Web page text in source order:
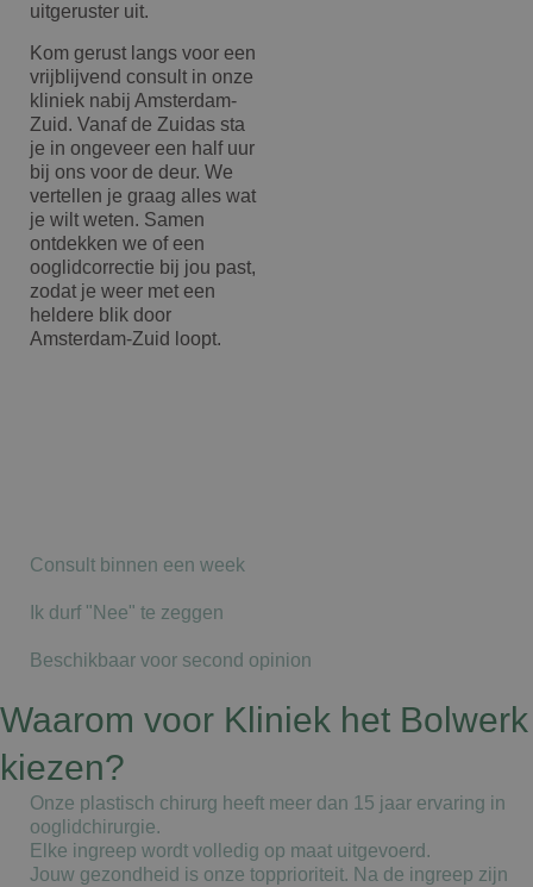
uitgeruster uit.
Kom gerust langs voor een
vrijblijvend consult in onze
kliniek nabij Amsterdam-
Zuid. Vanaf de Zuidas sta
je in ongeveer een half uur
bij ons voor de deur. We
vertellen je graag alles wat
je wilt weten. Samen
ontdekken we of een
ooglidcorrectie bij jou past,
zodat je weer met een
heldere blik door
Amsterdam-Zuid loopt.
Consult binnen een week
Ik durf "Nee" te zeggen
Beschikbaar voor second opinion
Waarom voor Kliniek het Bolwerk
kiezen?
Onze plastisch chirurg heeft meer dan 15 jaar ervaring in
ooglidchirurgie.
Elke ingreep wordt volledig op maat uitgevoerd.
Jouw gezondheid is onze topprioriteit. Na de ingreep zijn